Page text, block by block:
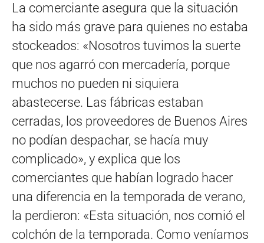
La comerciante asegura que la situación
ha sido más grave para quienes no estaba
stockeados: «Nosotros tuvimos la suerte
que nos agarró con mercadería, porque
muchos no pueden ni siquiera
abastecerse. Las fábricas estaban
cerradas, los proveedores de Buenos Aires
no podían despachar, se hacía muy
complicado», y explica que los
comerciantes que habían logrado hacer
una diferencia en la temporada de verano,
la perdieron: «Esta situación, nos comió el
colchón de la temporada. Como veníamos